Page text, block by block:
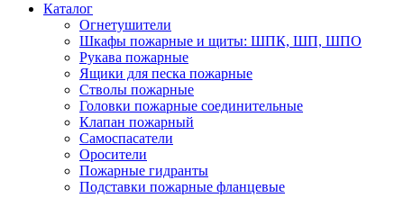
Каталог
Огнетушители
Шкафы пожарные и щиты: ШПК, ШП, ШПО
Рукава пожарные
Ящики для песка пожарные
Стволы пожарные
Головки пожарные соединительные
Клапан пожарный
Самоспасатели
Оросители
Пожарные гидранты
Подставки пожарные фланцевые